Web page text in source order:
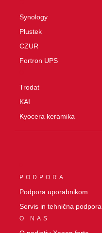
Synology
Plustek
CZUR
Fortron UPS
Trodat
KAI
Kyocera keramika
PODPORA
Podpora uporabnikom
Servis in tehnična podpora
O NAS